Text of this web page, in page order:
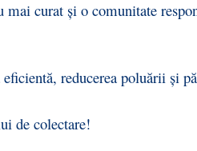
mai curat și o comunitate
reducerea poluării și
de colectare!